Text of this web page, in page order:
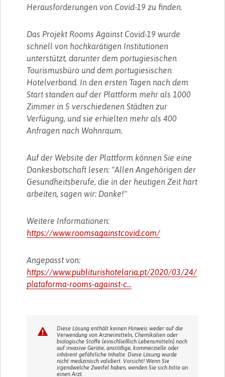
Herausforderungen von Covid-19 zu finden.
Das Projekt Rooms Against Covid-19 wurde
schnell von hochkarätigen Institutionen
unterstützt, darunter dem portugiesischen
Tourismusbüro und dem portugiesischen
Hotelverband. In den ersten Tagen nach dem
Start standen auf der Plattform mehr als 1000
Zimmer in 5 verschiedenen Städten zur
Verfügung, und sie erhielten mehr als 400
Anfragen nach Wohnraum.
Auf der Website der Plattform können Sie eine
Dankesbotschaft lesen: "Allen Angehörigen der
Gesundheitsberufe, die in der heutigen Zeit hart
arbeiten, sagen wir: Danke!"
Weitere Informationen:
https://www.roomsagainstcovid.com/
Angepasst von:
https://www.publiturishotelaria.pt/2020/03/24/
plataforma-rooms-against-c...
Diese Lösung enthält keinen Hinweis weder auf die
Verwendung von Arzneimitteln, Chemikalien oder
biologische Stoffe (einschließlich Lebensmitteln) noch
auf invasive Geräte, anstößige, kommerzielle oder
inhärent gefährliche Inhalte. Diese Lösung wurde
nicht medizinisch validiert. Vorsicht! Wenn Sie
irgendwelche Zweifel haben, wenden Sie sich bitte an
einen Arzt.